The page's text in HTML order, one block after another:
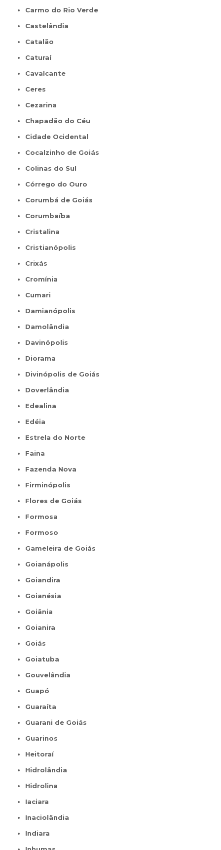
Carmo do Rio Verde
Castelândia
Catalão
Caturaí
Cavalcante
Ceres
Cezarina
Chapadão do Céu
Cidade Ocidental
Cocalzinho de Goiás
Colinas do Sul
Córrego do Ouro
Corumbá de Goiás
Corumbaíba
Cristalina
Cristianópolis
Crixás
Cromínia
Cumari
Damianópolis
Damolândia
Davinópolis
Diorama
Divinópolis de Goiás
Doverlândia
Edealina
Edéia
Estrela do Norte
Faina
Fazenda Nova
Firminópolis
Flores de Goiás
Formosa
Formoso
Gameleira de Goiás
Goianápolis
Goiandira
Goianésia
Goiânia
Goianira
Goiás
Goiatuba
Gouvelândia
Guapó
Guaraíta
Guarani de Goiás
Guarinos
Heitoraí
Hidrolândia
Hidrolina
Iaciara
Inaciolândia
Indiara